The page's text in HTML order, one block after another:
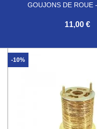
GOUJONS DE ROUE
11,00 €
-10%